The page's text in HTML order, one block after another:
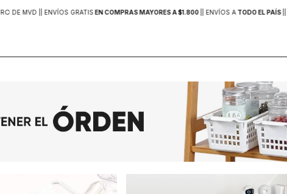
DE MVD | | ENVÍOS GRATISEN COMPRAS MAYORES A $1.800 | ENVÍOS A TODO EL PAÍS